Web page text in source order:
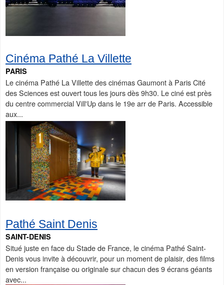
Cinéma Pathé La Villette
PARIS
Le cinéma Pathé La Villette des cinémas Gaumont à Paris Cité
des Sciences est ouvert tous les jours dès 9h30. Le ciné est près
du centre commercial Vill'Up dans le 19e arr de Paris. Accessible
aux...
Pathé Saint Denis
SAINT-DENIS
Situé juste en face du Stade de France, le cinéma Pathé Saint-
Denis vous invite à découvrir, pour un moment de plaisir, des films
en version française ou originale sur chacun des 9 écrans géants
avec...